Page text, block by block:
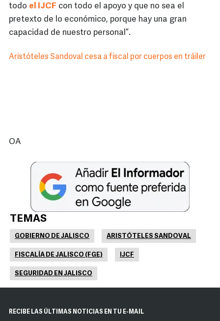
todo el IJCF con todo el apoyo y que no sea el
pretexto de lo económico, porque hay una gran
capacidad de nuestro personal”.
Aristóteles Sandoval cesa a fiscal por cuerpos en tráiler
OA
TEMAS
GOBIERNO DE JALISCO ARISTÓTELES SANDOVAL
FISCALÍA DE JALISCO (FGE) IJCF
SEGURIDAD EN JALISCO
RECIBE LAS ÚLTIMAS NOTICIAS EN TU E-MAIL